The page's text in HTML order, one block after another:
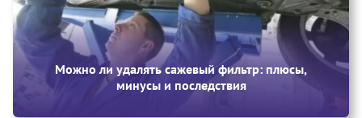
Можно ли удалять сажевый фильтр: плюсы,
минусы и последствия